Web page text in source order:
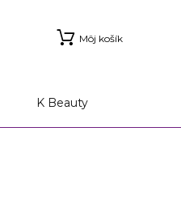
Môj košík
K Beauty